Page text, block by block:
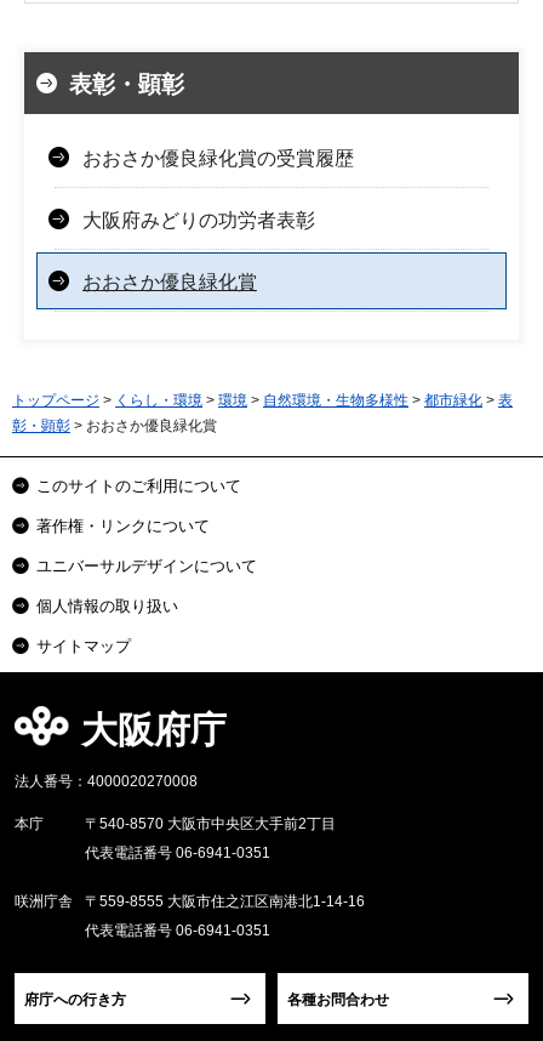
表彰・顕彰
おおさか優良緑化賞の受賞履歴
大阪府みどりの功労者表彰
おおさか優良緑化賞
トップページ > くらし・環境 > 環境 > 自然環境・生物多様性 > 都市緑化 > 表
彰・顕彰 > おおさか優良緑化賞
このサイトのご利用について
著作権・リンクについて
ユニバーサルデザインについて
個人情報の取り扱い
サイトマップ
大阪府庁
法人番号：4000020270008
本庁
〒540-8570 大阪市中央区大手前2丁目
代表電話番号 06-6941-0351
咲洲庁舎
〒559-8555 大阪市住之江区南港北1-14-16
代表電話番号 06-6941-0351
府庁への行き方 各種お問合わせ